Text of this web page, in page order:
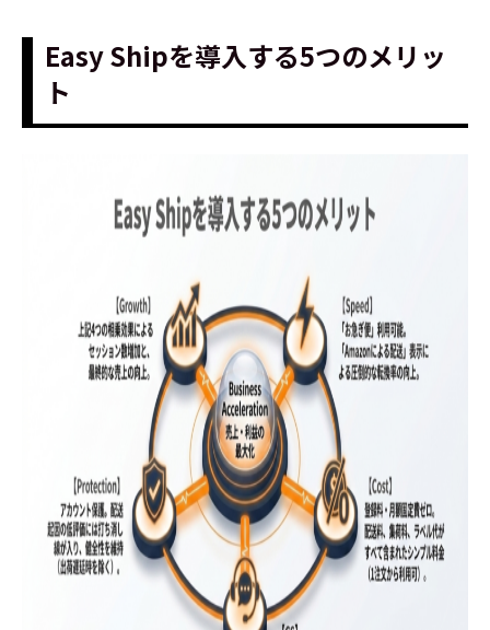
Easy Shipを導入する5つのメリッ
ト